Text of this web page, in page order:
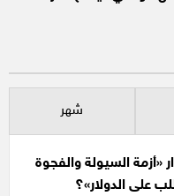
شهر
السيولة والفجوة
على الدولار»؟